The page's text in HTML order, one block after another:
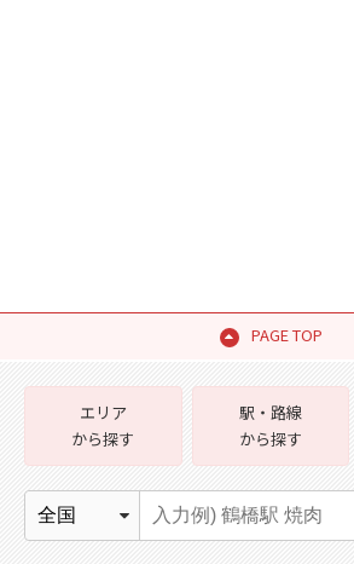
PAGE TOP
エリア
から探す
駅・路線
から探す